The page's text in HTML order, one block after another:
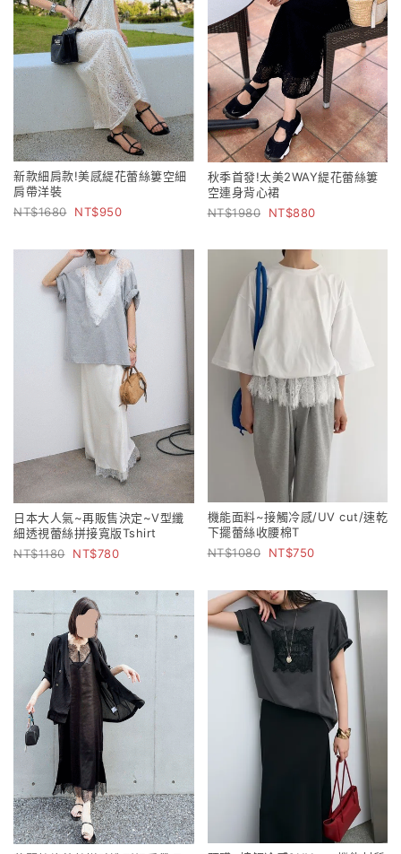
新款細肩款!美感緹花蕾絲簍空細
肩帶洋裝
1680
950
秋季首發!太美2WAY緹花蕾絲簍
空連身背心裙
1980
880
日本大人氣~再販售決定~V型纖
細透視蕾絲拼接寬版Tshirt
1180
780
機能面料~接觸冷感/UV cut/速乾
下擺蕾絲收腰棉T
1080
750